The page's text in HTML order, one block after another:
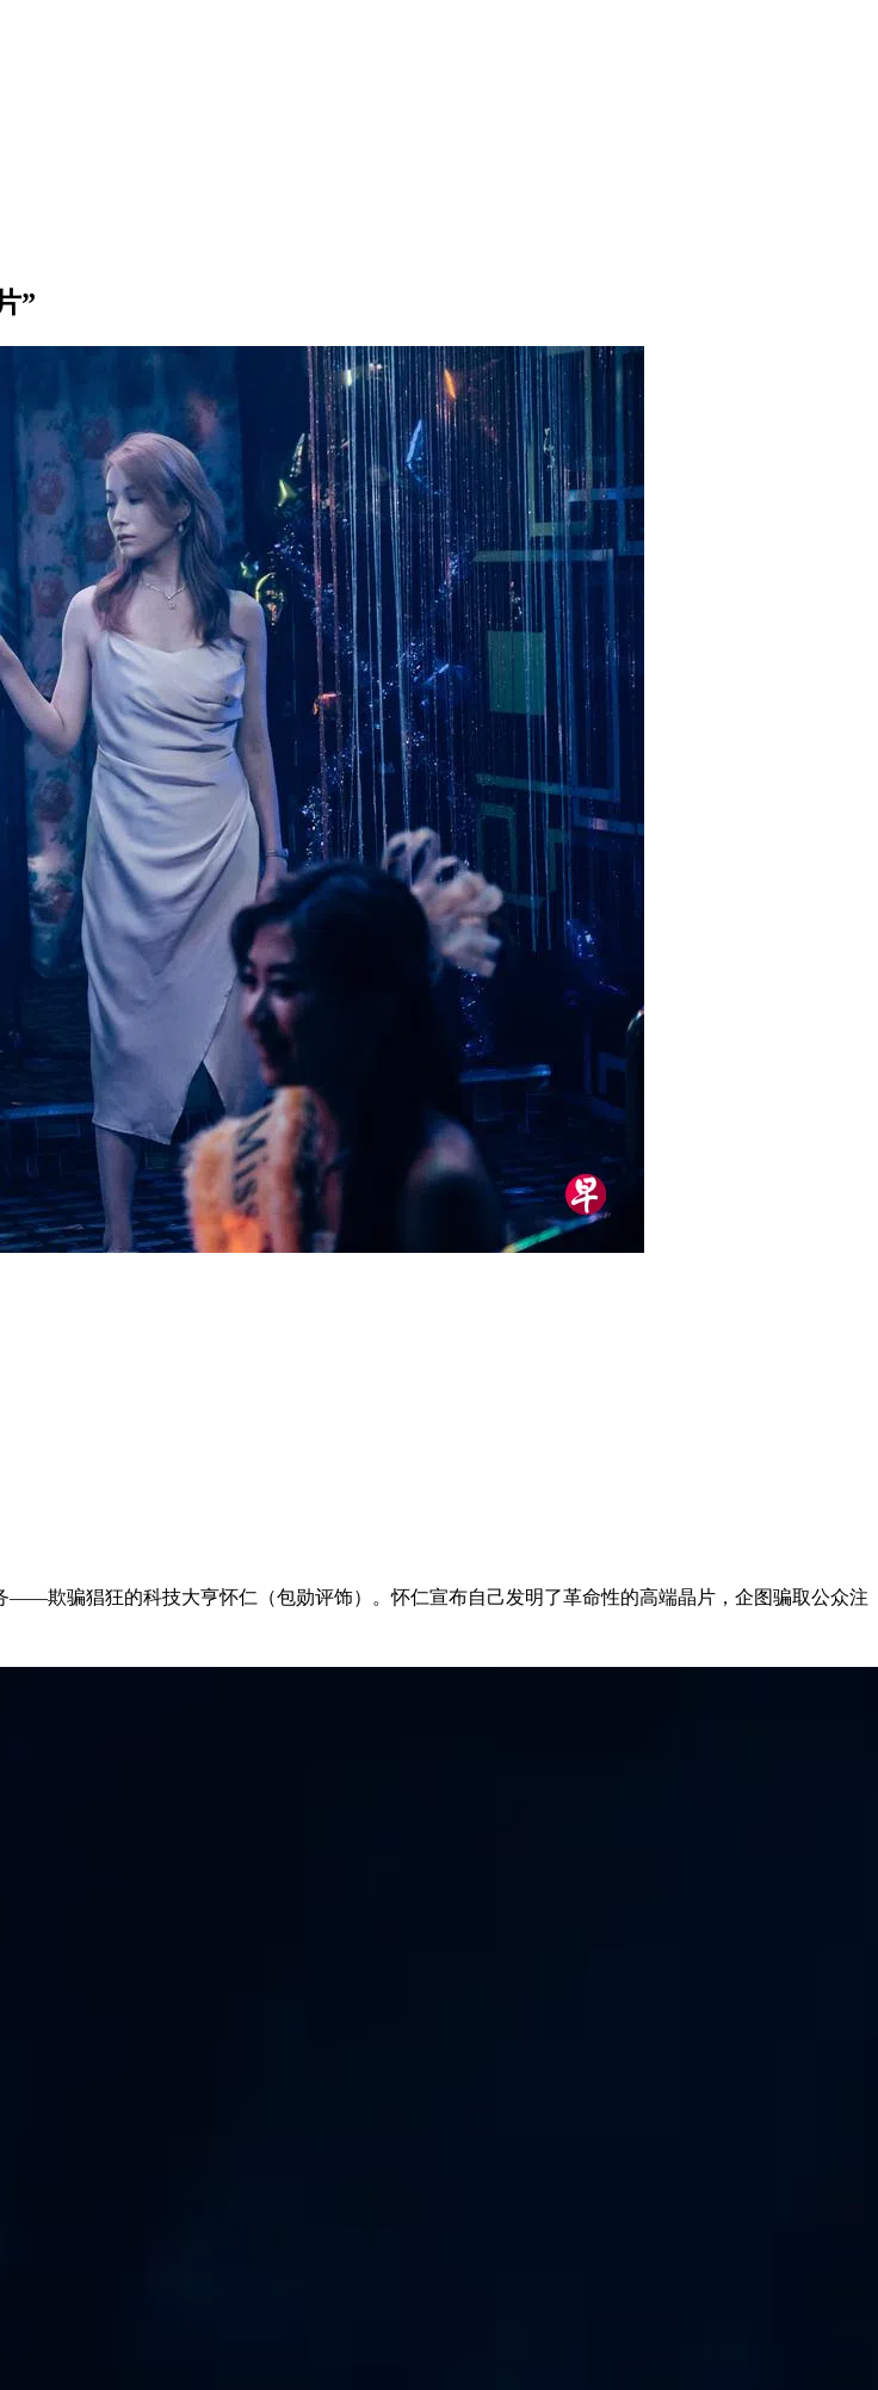
”
欺骗猖狂的科技大亨怀仁（包勋评饰）。怀仁宣布自己发明了革命性的高端晶片，企图骗取公众注